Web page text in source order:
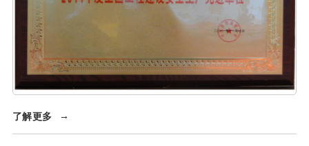
了解更多 →